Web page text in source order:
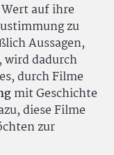
auf ihre
zu
Aussagen,
wird dadurch
durch Filme
mit Geschichte
diese Filme
zur